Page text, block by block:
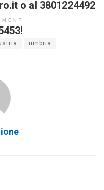
o al 3801224492
umbria